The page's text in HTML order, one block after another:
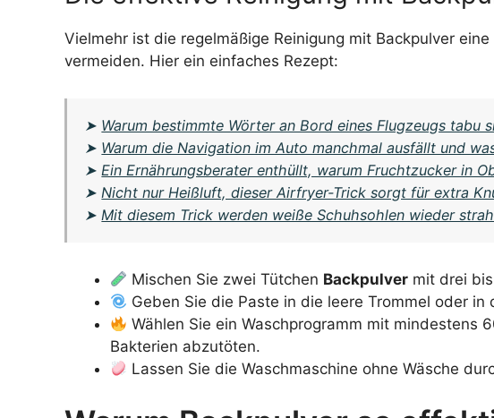
Vielmehr ist die regelmäßige Reinigung mit Backpulver
vermeiden. Hier ein einfaches Rezept:
➤ Warum bestimmte Wörter an Bord eines Flugzeugs tabu
➤ Warum die Navigation im Auto manchmal ausfällt und
➤Ein Ernährungsberater enthüllt, warum Fruchtzucker in
➤Nicht nur Heißluft, dieser Airfryer-Trick sorgt für extra
➤Mit diesem Trick werden weiße Schuhsohlen wieder
Mischen Sie zwei Tütchen Backpulver mit drei
Geben Sie die Paste in die leere Trommel oder in
Wählen Sie ein Waschprogramm mit mindestens
Bakterien abzutöten.
Lassen Sie die Waschmaschine ohne Wäsche